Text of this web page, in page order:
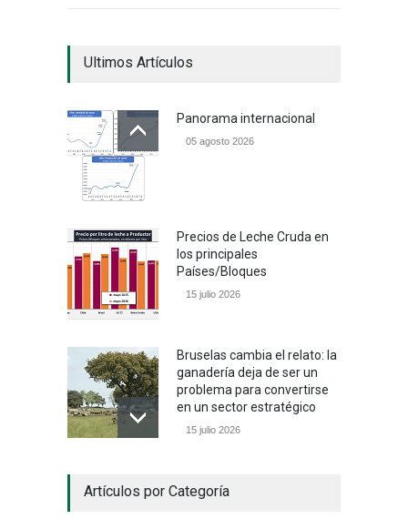
Ultimos Artículos
Panorama internacional
05 agosto 2026
Precios de Leche Cruda en
los principales
Países/Bloques
15 julio 2026
Bruselas cambia el relato: la
ganadería deja de ser un
problema para convertirse
en un sector estratégico
15 julio 2026
05 julio 2026
Artículos por Categoría